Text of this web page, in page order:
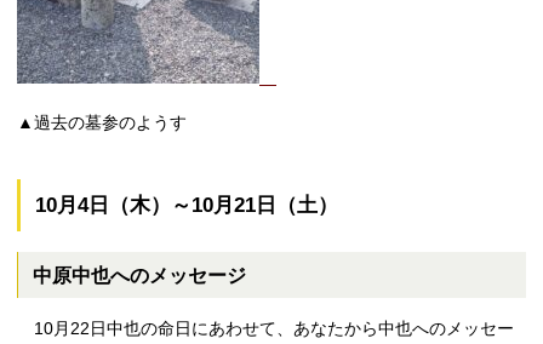
▲過去の墓参のようす
10月4日（木）～10月21日（土）
中原中也へのメッセージ
10月 22日中也の命日にあわせて、あなたから中也へのメッセー